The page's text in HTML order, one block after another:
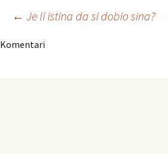
Navigacija
← Je li istina da si dobio sina?
Komentari